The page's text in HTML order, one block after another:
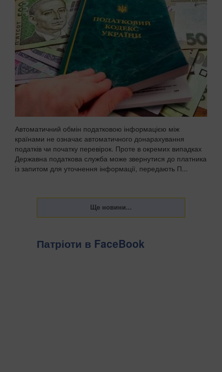
Автоматичний обмін податковою інформацією між
країнами не означає автоматичного донарахування
податків чи початку перевірок. Проте в окремих випадках
Державна податкова служба може звернутися до платника
із запитом для уточнення інформації, передають П...
Патріоти в FaceBook